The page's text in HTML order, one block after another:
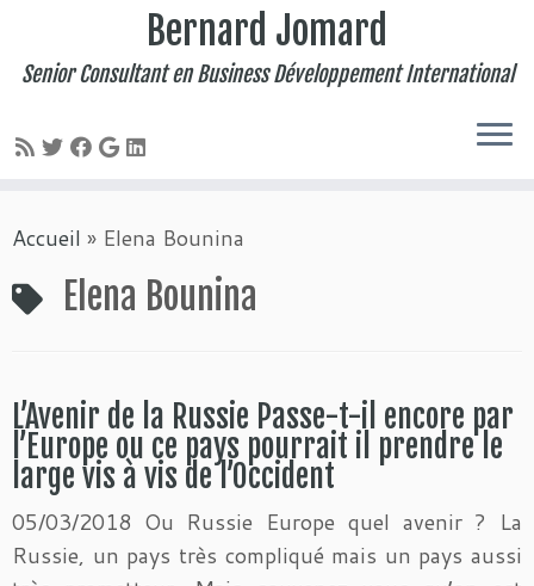
au
contenu
Bernard Jomard
Senior Consultant en Business Développement International
Accueil » Elena Bounina
Elena Bounina
L’Avenir de la Russie Passe-t-il encore par
l’Europe ou ce pays pourrait il prendre le
large vis à vis de l’Occident
05/03/2018 Ou Russie Europe quel avenir ? La
Russie, un pays très compliqué mais un pays aussi